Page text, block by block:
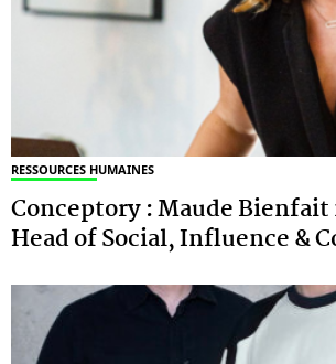
RESSOURCES HUMAINES
Conceptory : Maude
Head of Social, Influence &